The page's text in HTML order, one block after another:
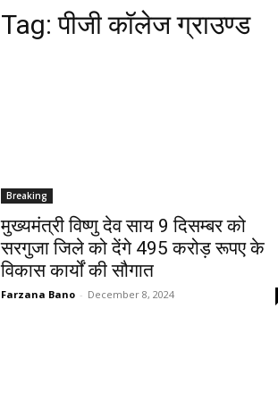
Tag:पीजी कॉलेज ग्राउण्ड
Breaking
मुख्यमंत्री विष्णु देव साय 9 दिसम्बर को
सरगुजा जिले को देंगे 495 करोड़ रूपए के
विकास कार्यों की सौगात
Farzana Bano - December 8, 2024